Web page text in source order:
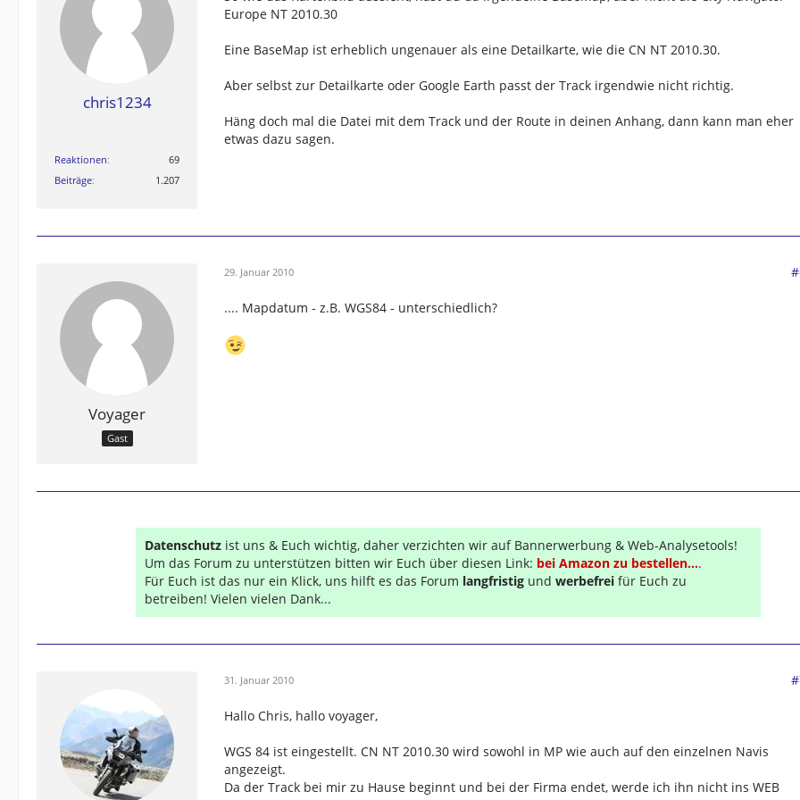
chris1234
Reaktionen
69
Beiträge
1.207
Europe NT 2010.30
Eine BaseMap ist erheblich ungenauer als eine Detailkarte, wie die CN NT 2010.30.
Aber selbst zur Detailkarte oder Google Earth passt der Track irgendwie nicht richtig.
Häng doch mal die Datei mit dem Track und der Route in deinen Anhang, dann kann man eher
etwas dazu sagen.
Voyager
Gast
29. Januar 2010
.... Mapdatum - z.B. WGS84 - unterschiedlich?
Datenschutz ist uns & Euch wichtig, daher verzichten wir auf Bannerwerbung & Web-Analysetools!
Um das Forum zu unterstützen bitten wir Euch über diesen Link: bei Amazon zu bestellen....
Für Euch ist das nur ein Klick, uns hilft es das Forum langfristig und werbefrei für Euch zu
betreiben! Vielen vielen Dank...
31. Januar 2010
Hallo Chris, hallo voyager,
WGS 84 ist eingestellt. CN NT 2010.30 wird sowohl in MP wie auch auf den einzelnen Navis
angezeigt.
Da der Track bei mir zu Hause beginnt und bei der Firma endet, werde ich ihn nicht ins WEB